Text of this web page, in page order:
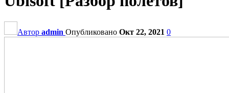
Автор admin Опубликовано Окт 22, 2021 0